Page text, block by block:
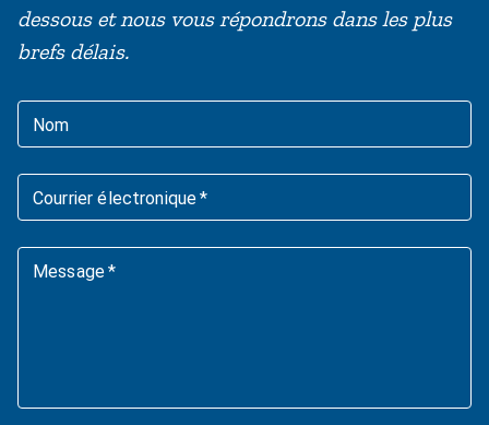
dessous et nous vous répondrons dans les plus
brefs délais.
Nom
Courrier électronique*
Message*